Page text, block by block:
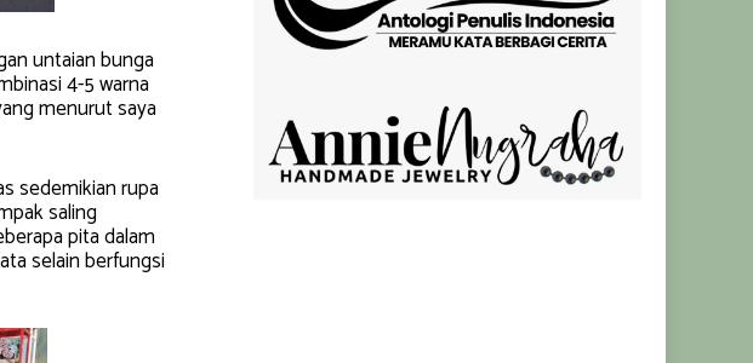
untaian bunga
4-5 warna
menurut saya
sedemikian rupa
saling
pita dalam
selain berfungsi